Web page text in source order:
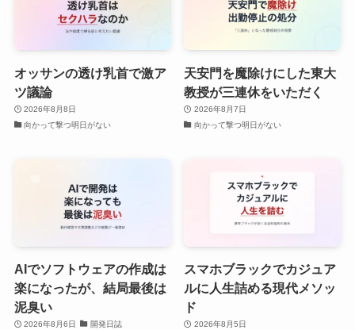
オッサンの透け乳首で激ア
ツ議論
2026年8月8日
向かって撃つ明日がない
天安門を魔除けにした東大
教授が三連休をいただく
2026年8月7日
向かって撃つ明日がない
AIでソフトウェアの作成は
楽になったが、結局最後は
泥臭い
2026年8月6日 開発日誌
スマホブラックでカジュア
ルに人生詰める現代メソッ
ド
2026年8月5日